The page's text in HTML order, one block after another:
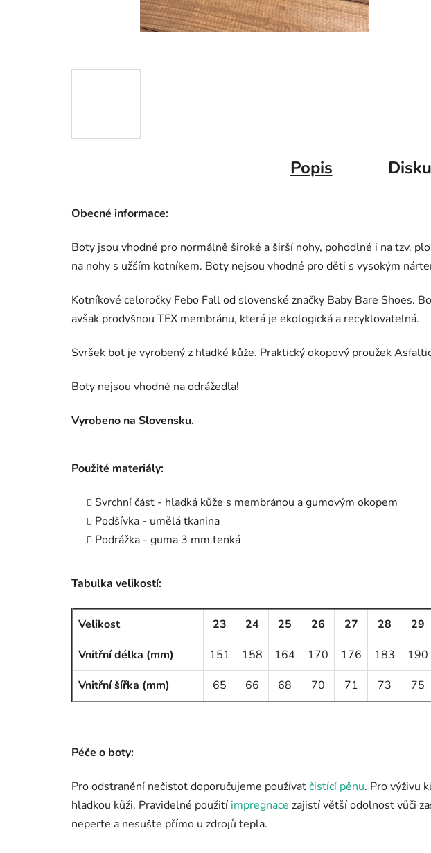
Popis
Obecné informace:
Boty jsou vhodné pro normálně široké a širší nohy, pohodlné i na tzv.
na nohy s užším kotníkem. Boty nejsou vhodné pro děti s vysokým
Kotníkové celoročky Febo Fall od slovenské značky Baby Bare Shoes.
avšak prodyšnou TEX membránu, která je ekologická a recyklovatelná.
Svršek bot je vyrobený z hladké kůže. Praktický okopový proužek
Boty nejsou vhodné na odrážedla!
Vyrobeno na Slovensku.
Použité materiály:
Svrchní část - hladká kůže s membránou a gumovým okopem
Podšívka - umělá tkanina
Podrážka - guma 3 mm tenká
Tabulka velikostí:
Velikost 23 24 25 26 27 28 29
Vnitřní délka (mm)
151 158 164 170 176 183 190
Vnitřní šířka (mm)
65 66 68 70 71 73 75
Péče o boty:
Pro odstranění nečistot doporučujeme používatčistící pěnu. Pro výživu
hladkou kůži. Pravidelné použití impregnace zajistí větší odolnost vůči
neperte a nesušte přímo u zdrojů tepla.